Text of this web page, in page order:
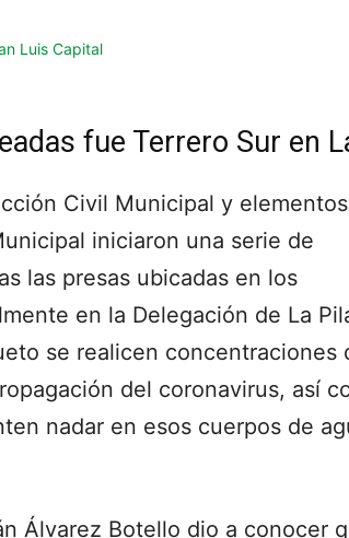
fue Terrero Sur en
Civil Municipal y
iniciaron una serie de
las presas ubicadas en los
en la Delegación de La
se realicen concentraciones
del coronavirus, así
nadar en esos cuerpos de
Álvarez Botello dio a conocer